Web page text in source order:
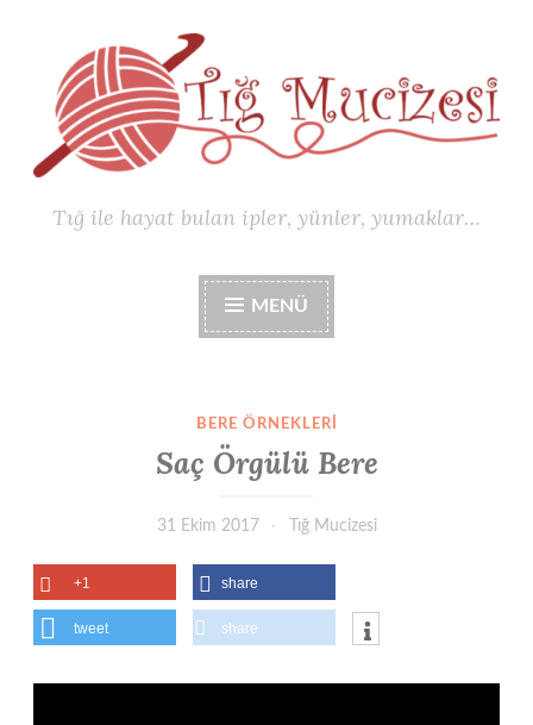
Tığ ile hayat bulan ipler, yünler, yumaklar…
MENÜ
BERE ÖRNEKLERI
Saç Örgülü Bere
31 Ekim 2017 Tığ Mucizesi
+1 share
tweet share